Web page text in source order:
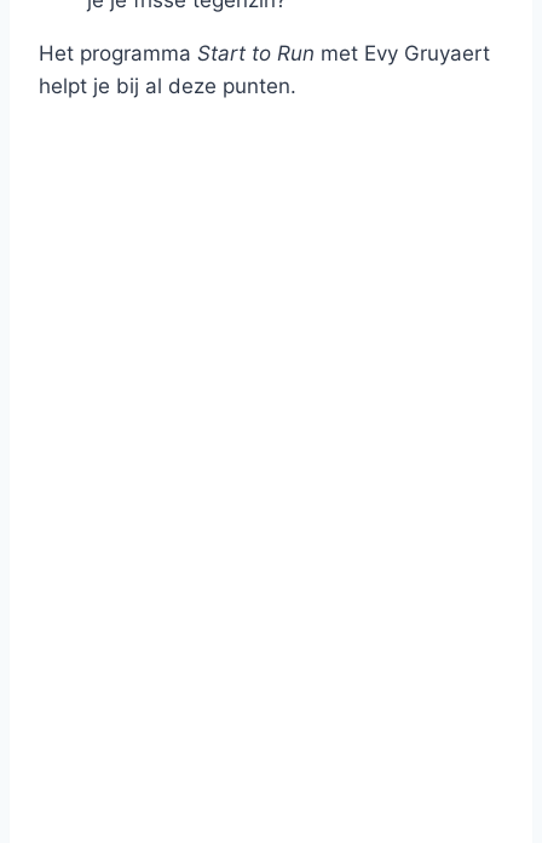
Het programma Start to Run met Evy Gruyaert
helpt je bij al deze punten.